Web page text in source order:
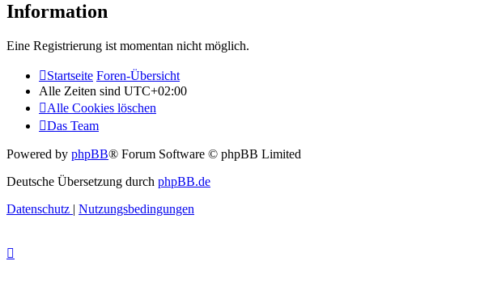
Information
Eine Registrierung ist momentan nicht möglich.
Startseite Foren-Übersicht
Alle Zeiten sind UTC+02:00
Alle Cookies löschen
Das Team
Powered by phpBB® Forum Software © phpBB Limited
Deutsche Übersetzung durch phpBB.de
Datenschutz | Nutzungsbedingungen